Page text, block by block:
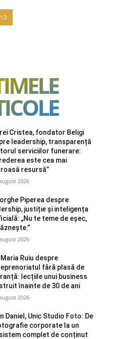
13
Cristea, fondator Beligi
leadership, transparență
serviciilor funerare:
este cea mai
resursă”
2026
Piperea despre
justiție și inteligența
„Nu te teme de eșec,
2026
Ruiu despre
fără plasă de
lecțiile unui business
înainte de 30 de ani
2026
Daniel, Unic Studio Foto: De
corporate la un
complet de conținut